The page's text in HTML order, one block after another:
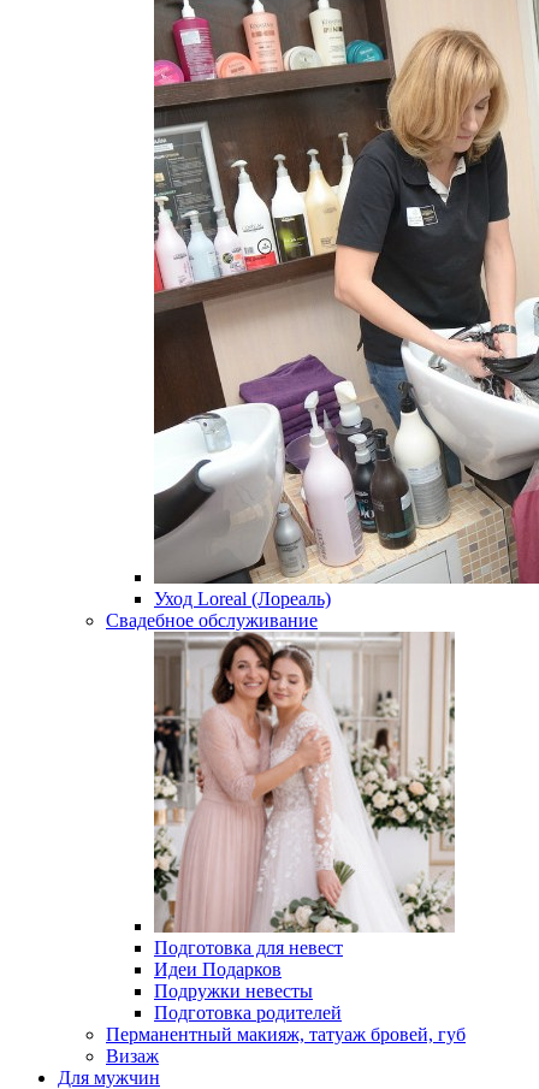
Уход Loreal (Лореаль)
Свадебное обслуживание
Подготовка для невест
Идеи Подарков
Подружки невесты
Подготовка родителей
Перманентный макияж, татуаж бровей, губ
Визаж
Для мужчин